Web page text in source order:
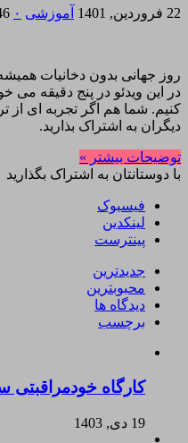
22 فروردین, 1401 آموزشی ۰
روز جهانی بدون دخانیات
در این ویدئو در پنج دقیقه می
کنیم. شما هم اگر تجربه ای از
دیگران به اشتراک بذارید.
توضیحات بیشتر »
با دوستانتان به اشتراک بگذارید
فیسبوک
لینکدین
پینترست
جدیدترین
محبوبترین
دیدگاه ها
برچسب
کارگاه
19 دی, 1403